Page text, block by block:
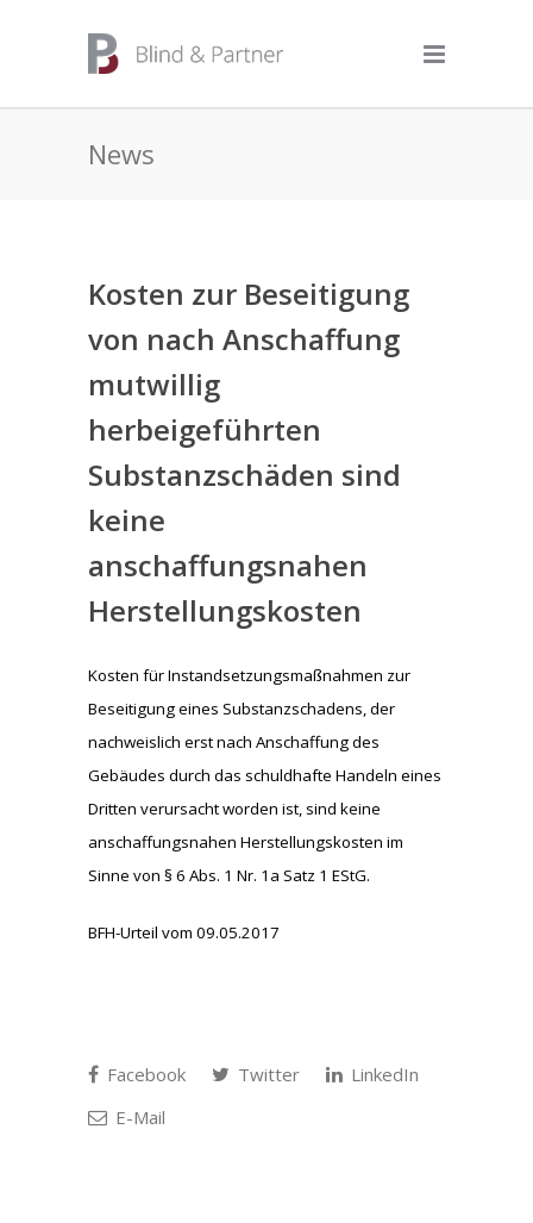
News
Kosten zur Beseitigung
von nach Anschaffung
mutwillig
herbeigeführten
Substanzschäden sind
keine
anschaffungsnahen
Herstellungskosten
Kosten für Instandsetzungsmaßnahmen zur
Beseitigung eines Substanzschadens, der
nachweislich erst nach Anschaffung des
Gebäudes durch das schuldhafte Handeln eines
Dritten verursacht worden ist, sind keine
anschaffungsnahen Herstellungskosten im
Sinne von § 6 Abs. 1 Nr. 1a Satz 1 EStG.
BFH-Urteil vom 09.05.2017
Facebook Twitter
LinkedIn
E-Mail